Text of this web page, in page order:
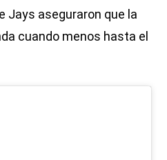
Jays aseguraron que la
cuando menos hasta el